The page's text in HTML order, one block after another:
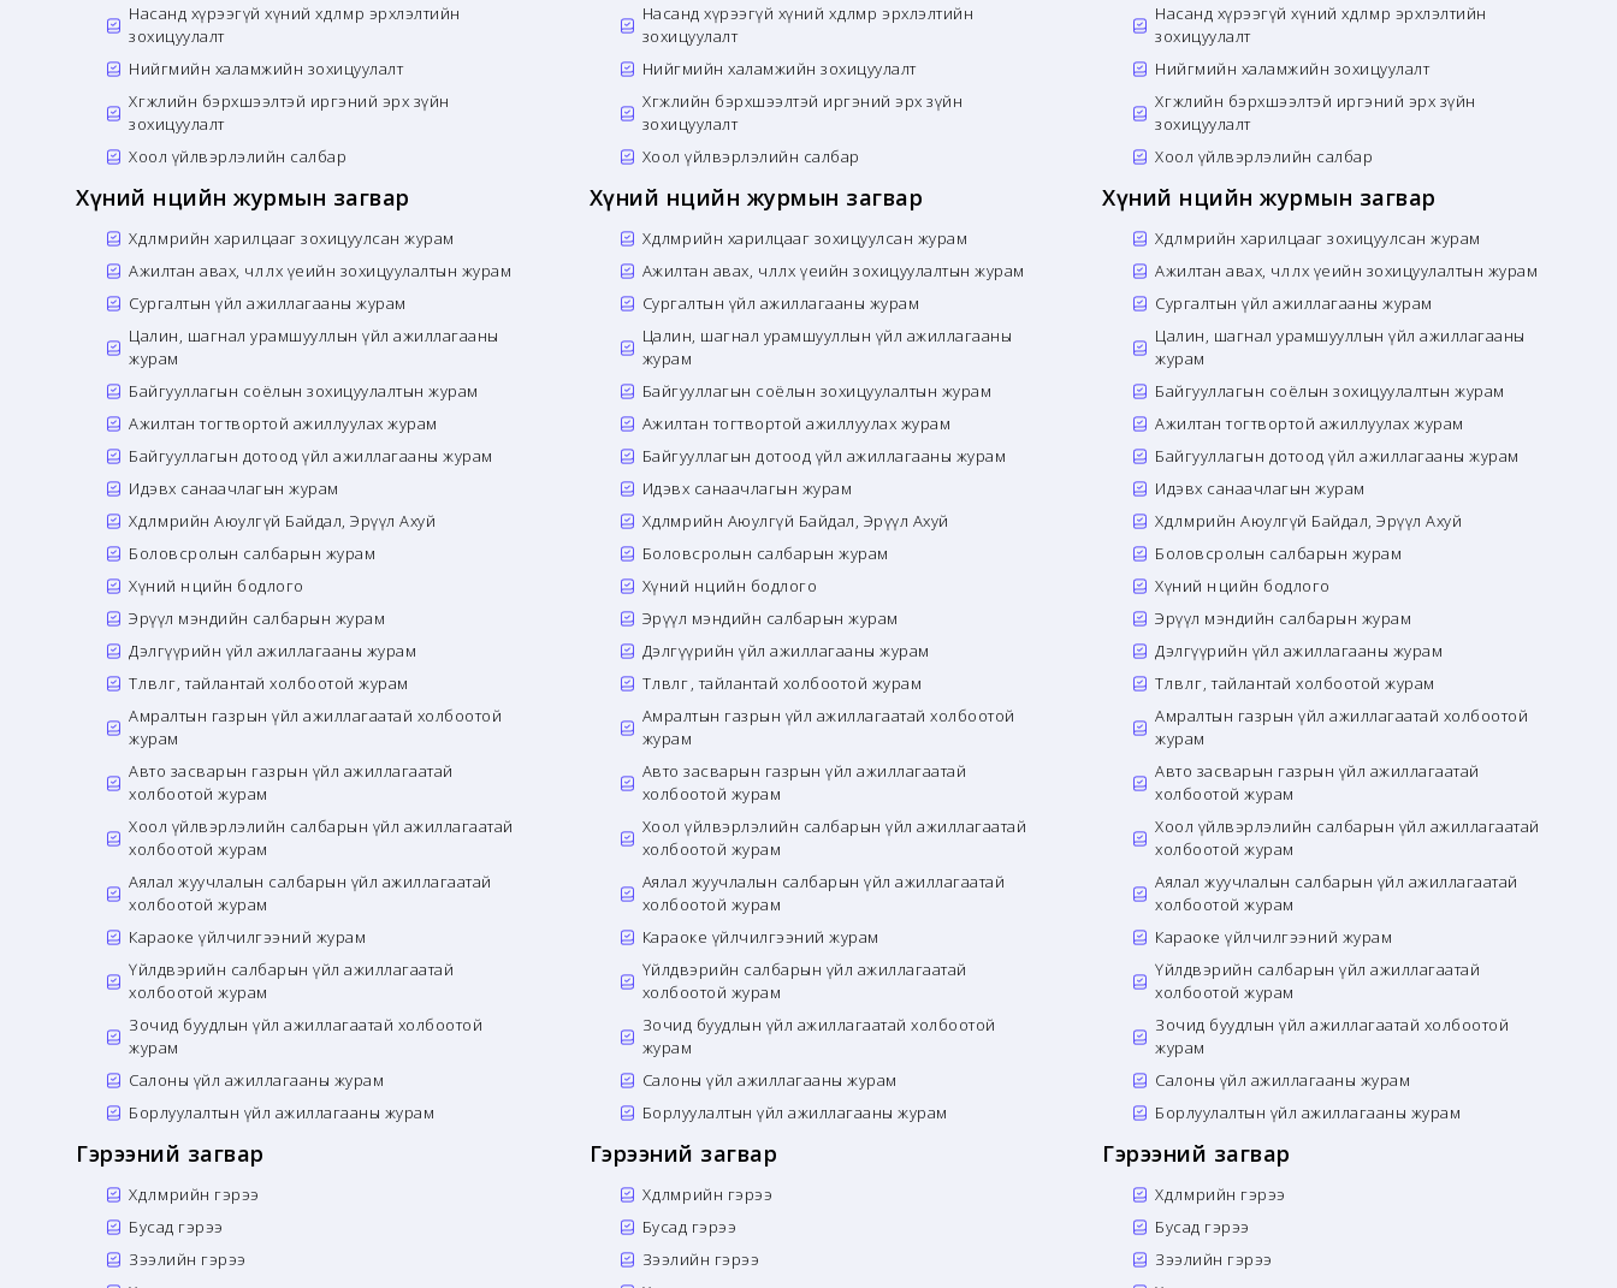
Насанд хүрээгүй хүний хөдөлмөр эрхлэлтийн
зохицуулалт
Нийгмийн халамжийн зохицуулалт
Хөгжлийн бэрхшээлтэй иргэний эрх зүйн
зохицуулалт
Хоол үйлвэрлэлийн салбар
Хүний нөөцийн журмын загвар
Хөдөлмөрийн харилцааг зохицуулсан журам
Ажилтан авах, чөлөөлөх үеийн зохицуулалтын журам
Сургалтын үйл ажиллагааны журам
Цалин, шагнал урамшууллын үйл ажиллагааны
журам
Байгууллагын соёлын зохицуулалтын журам
Ажилтан тогтвортой ажиллуулах журам
Байгууллагын дотоод үйл ажиллагааны журам
Идэвх санаачлагын журам
Хөдөлмөрийн Аюулгүй Байдал, Эрүүл Ахуй
Боловсролын салбарын журам
Хүний нөөцийн бодлого
Эрүүл мэндийн салбарын журам
Дэлгүүрийн үйл ажиллагааны журам
Төлөвлөгөө, тайлантай холбоотой журам
Амралтын газрын үйл ажиллагаатай холбоотой
журам
Авто засварын газрын үйл ажиллагаатай
холбоотой журам
Хоол үйлвэрлэлийн салбарын үйл ажиллагаатай
холбоотой журам
Аялал жуучлалын салбарын үйл ажиллагаатай
холбоотой журам
Караоке үйлчилгээний журам
Үйлдвэрийн салбарын үйл ажиллагаатай
холбоотой журам
Зочид буудлын үйл ажиллагаатай холбоотой
журам
Салоны үйл ажиллагааны журам
Борлуулалтын үйл ажиллагааны журам
Гэрээний загвар
Хөдөлмөрийн гэрээ
Бусад гэрээ
Зээлийн гэрээ
Насанд хүрээгүй хүний хөдөлмөр эрхлэлтийн
зохицуулалт
Нийгмийн халамжийн зохицуулалт
Хөгжлийн бэрхшээлтэй иргэний эрх зүйн
зохицуулалт
Хоол үйлвэрлэлийн салбар
Хүний нөөцийн журмын загвар
Хөдөлмөрийн харилцааг зохицуулсан журам
Ажилтан авах, чөлөөлөх үеийн зохицуулалтын журам
Сургалтын үйл ажиллагааны журам
Цалин, шагнал урамшууллын үйл ажиллагааны
журам
Байгууллагын соёлын зохицуулалтын журам
Ажилтан тогтвортой ажиллуулах журам
Байгууллагын дотоод үйл ажиллагааны журам
Идэвх санаачлагын журам
Хөдөлмөрийн Аюулгүй Байдал, Эрүүл Ахуй
Боловсролын салбарын журам
Хүний нөөцийн бодлого
Эрүүл мэндийн салбарын журам
Дэлгүүрийн үйл ажиллагааны журам
Төлөвлөгөө, тайлантай холбоотой журам
Амралтын газрын үйл ажиллагаатай холбоотой
журам
Авто засварын газрын үйл ажиллагаатай
холбоотой журам
Хоол үйлвэрлэлийн салбарын үйл ажиллагаатай
холбоотой журам
Аялал жуучлалын салбарын үйл ажиллагаатай
холбоотой журам
Караоке үйлчилгээний журам
Үйлдвэрийн салбарын үйл ажиллагаатай
холбоотой журам
Зочид буудлын үйл ажиллагаатай холбоотой
журам
Салоны үйл ажиллагааны журам
Борлуулалтын үйл ажиллагааны журам
Гэрээний загвар
Хөдөлмөрийн гэрээ
Бусад гэрээ
Зээлийн гэрээ
Насанд хүрээгүй хүний хөдөлмөр эрхлэлтийн
зохицуулалт
Нийгмийн халамжийн зохицуулалт
Хөгжлийн бэрхшээлтэй иргэний эрх зүйн
зохицуулалт
Хоол үйлвэрлэлийн салбар
Хүний нөөцийн журмын загвар
Хөдөлмөрийн харилцааг зохицуулсан журам
Ажилтан авах, чөлөөлөх үеийн зохицуулалтын журам
Сургалтын үйл ажиллагааны журам
Цалин, шагнал урамшууллын үйл ажиллагааны
журам
Байгууллагын соёлын зохицуулалтын журам
Ажилтан тогтвортой ажиллуулах журам
Байгууллагын дотоод үйл ажиллагааны журам
Идэвх санаачлагын журам
Хөдөлмөрийн Аюулгүй Байдал, Эрүүл Ахуй
Боловсролын салбарын журам
Хүний нөөцийн бодлого
Эрүүл мэндийн салбарын журам
Дэлгүүрийн үйл ажиллагааны журам
Төлөвлөгөө, тайлантай холбоотой журам
Амралтын газрын үйл ажиллагаатай холбоотой
журам
Авто засварын газрын үйл ажиллагаатай
холбоотой журам
Хоол үйлвэрлэлийн салбарын үйл ажиллагаатай
холбоотой журам
Аялал жуучлалын салбарын үйл ажиллагаатай
холбоотой журам
Караоке үйлчилгээний журам
Үйлдвэрийн салбарын үйл ажиллагаатай
холбоотой журам
Зочид буудлын үйл ажиллагаатай холбоотой
журам
Салоны үйл ажиллагааны журам
Борлуулалтын үйл ажиллагааны журам
Гэрээний загвар
Хөдөлмөрийн гэрээ
Бусад гэрээ
Зээлийн гэрээ